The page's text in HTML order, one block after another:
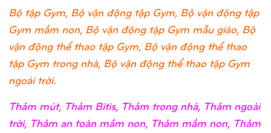
Bộ tập Gym, Bộ vận động tập Gym, Bộ vận động tập
Gym mầm non, Bộ vận động tập Gym mẫu giáo, Bộ
vận động thể thao tập Gym, Bộ vận động thể thao
tập Gym trong nhà, Bộ vận động thể thao tập Gym
ngoài trời.
Thảm mút, Thảm Bitis, Thảm trong nhà, Thảm ngoài
trời, Thảm an toàn mầm non, Thảm mầm non, Thảm